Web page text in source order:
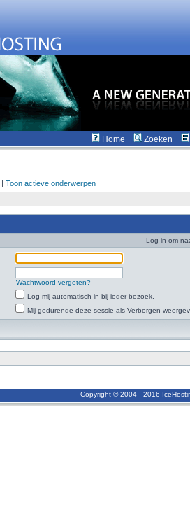
Home Zoeken
| Toon actieve onderwerpen
Log in om
Wachtwoord vergeten?
Log mij automatisch in bij ieder bezoek.
Mij gedurende deze sessie als Verborgen
Copyright © 2004 - 2016